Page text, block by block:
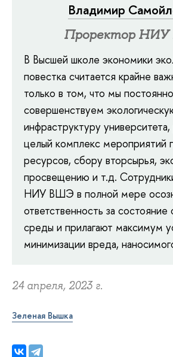
Владимир
Проректор
В Высшей школе экономики
повестка считается крайне
только в том, что мы постоянно
совершенствуем
инфраструктуру
целый комплекс мероприятий
ресурсов, сбору вторсырья,
просвещению и т.д.
НИУ ВШЭ в полной мере
ответственность за
среды и прилагают максимум
минимизации вреда,
24 апреля, 2023 г.
Зеленая Вышка